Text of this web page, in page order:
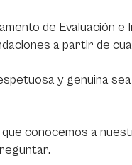
de Evaluación e
a partir de
y genuina
conocemos a